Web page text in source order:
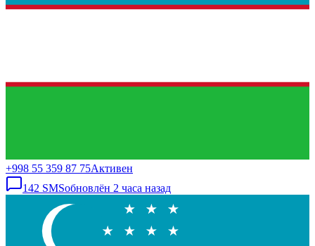
+998 55 359 87 75Активен
142 SMSобновлён 2 часа назад